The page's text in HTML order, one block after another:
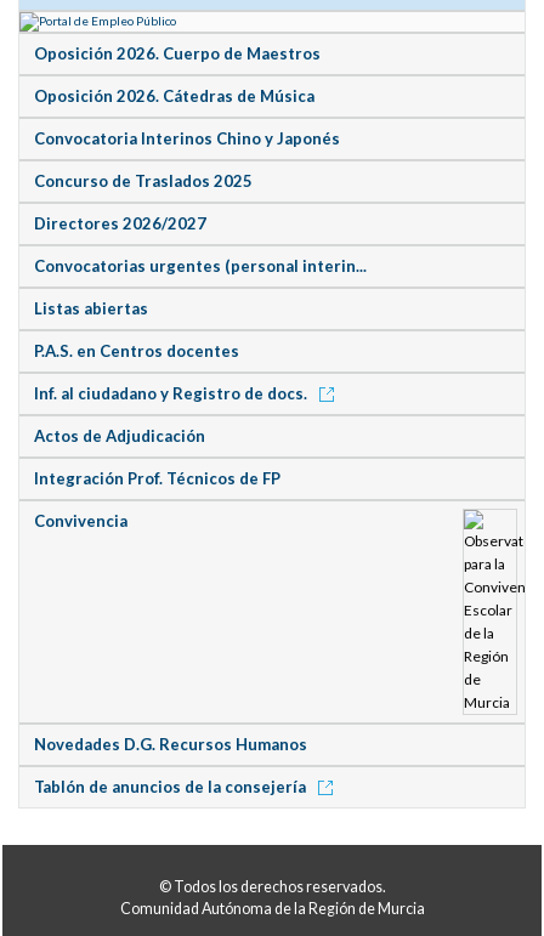
Oposición 2026. Cuerpo de Maestros
Oposición 2026. Cátedras de Música
Convocatoria Interinos Chino y Japonés
Concurso de Traslados 2025
Directores 2026/2027
Convocatorias urgentes (personal interin...
Listas abiertas
P.A.S. en Centros docentes
Inf. al ciudadano y Registro de docs.
Actos de Adjudicación
Integración Prof. Técnicos de FP
Convivencia
Novedades D.G. Recursos Humanos
Tablón de anuncios de la consejería
© Todos los derechos reservados.
Comunidad Autónoma de la Región de Murcia